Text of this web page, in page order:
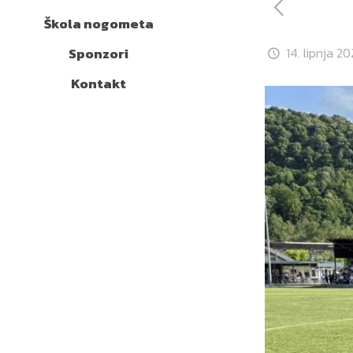
Škola nogometa
Sponzori
Kontakt
14. lipnja